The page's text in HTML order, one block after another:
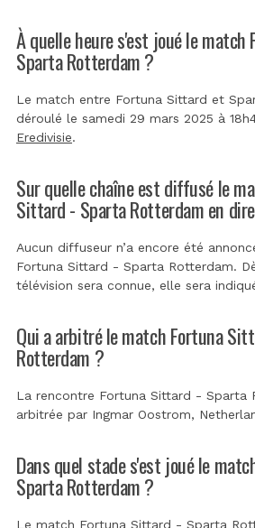
À quelle heure s'est joué le
Sparta Rotterdam ?
Le match entre Fortuna Sittard et
déroulé le samedi 29 mars 2025 à
Eredivisie.
Sur quelle chaîne est diffusé le
Sittard - Sparta Rotterdam en
Aucun diffuseur n’a encore été
Fortuna Sittard - Sparta Rotterdam.
télévision sera connue, elle sera
Qui a arbitré le match Fortuna
Rotterdam ?
La rencontre Fortuna Sittard - Sparta
arbitrée par Ingmar Oostrom,
Dans quel stade s'est joué le
Sparta Rotterdam ?
Le match Fortuna Sittard - Sparta